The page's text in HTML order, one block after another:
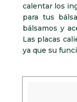
calentar los
para tus
bálsamos y
Las placas
ya que su